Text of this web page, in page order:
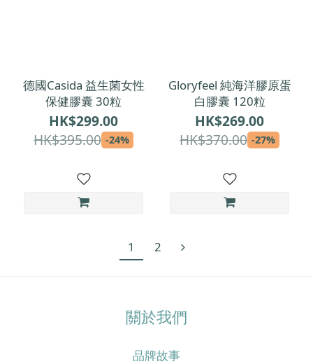
德國Casida 益生菌女性
保健膠囊 30粒
HK$299.00
HK$395.00 -24%
Gloryfeel 純海洋膠原蛋
白膠囊 120粒
HK$269.00
HK$370.00 -27%
1 2
關於我們
品牌故事